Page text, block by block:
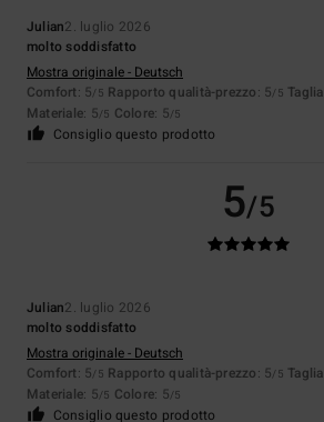
Julian2. luglio 2026
molto soddisfatto
Mostra originale - Deutsch
Comfort: 5/5 Rapporto qualità-prezzo: 5/5 Taglia
Materiale: 5/5 Colore: 5/5
Consiglio questo prodotto
5/5
Julian2. luglio 2026
molto soddisfatto
Mostra originale - Deutsch
Comfort: 5/5 Rapporto qualità-prezzo: 5/5 Taglia
Materiale: 5/5 Colore: 5/5
Consiglio questo prodotto